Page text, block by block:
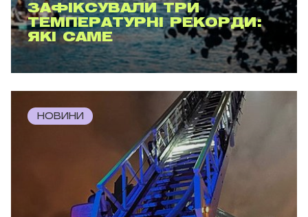
ЗАФІКСУВАЛИ ТРИ
ТЕМПЕРАТУРНІ РЕКОРДИ:
ЯКІ САМЕ
НОВИНИ